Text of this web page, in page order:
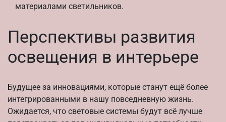
материалами светильников.
Перспективы развития
освещения в интерьере
Будущее за инновациями, которые станут ещё более
интегрированными в нашу повседневную жизнь.
Ожидается, что световые системы будут всё лучше